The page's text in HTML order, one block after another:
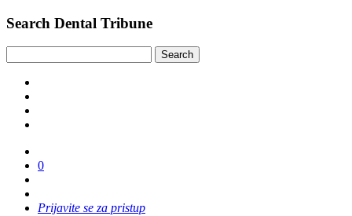
Search Dental Tribune
0
Prijavite se za pristup